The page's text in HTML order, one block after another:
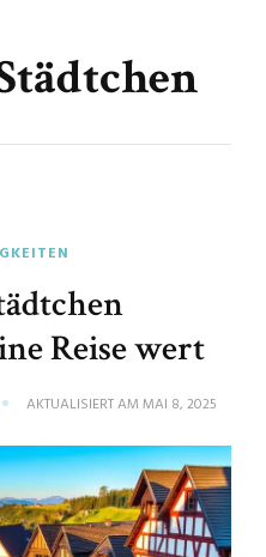
Reise wert
AKTUALISIERT AM MAI 8, 2025